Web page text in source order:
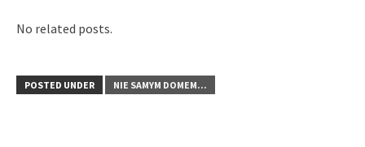
No related posts.
POSTED UNDER NIE SAMYM DOMEM...